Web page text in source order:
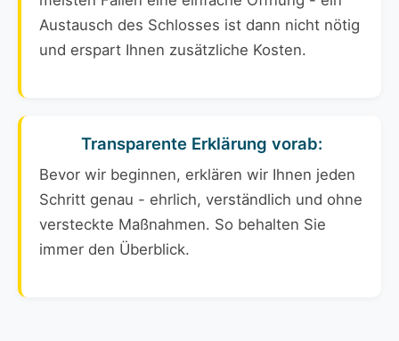
Austausch des Schlosses ist dann nicht nötig
und erspart Ihnen zusätzliche Kosten.
Transparente Erklärung vorab:
Bevor wir beginnen, erklären wir Ihnen jeden
Schritt genau - ehrlich, verständlich und ohne
versteckte Maßnahmen. So behalten Sie
immer den Überblick.